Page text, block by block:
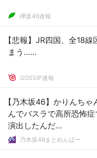
欅坂46速報
【悲報】JR四国、全18
まう……
GOSSIP速報
【乃木坂46】かりんち
んでバスラで高所恐怖
演出したんだ…
乃木坂46まとめんばー